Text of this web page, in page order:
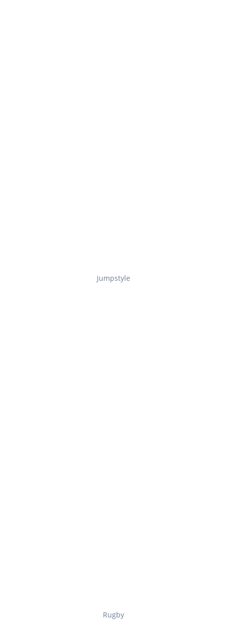
Jumpstyle
Rugby